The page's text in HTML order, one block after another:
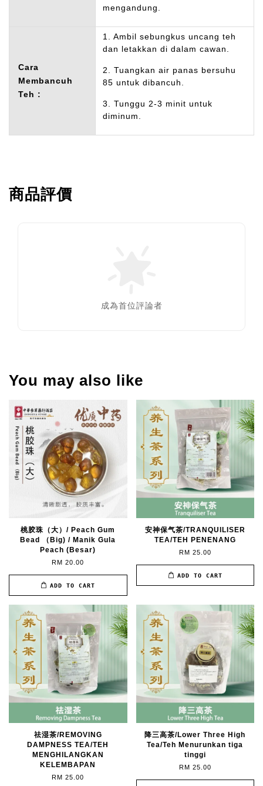
mengandung.
Cara
Membancuh
Teh :
1. Ambil sebungkus uncang teh
dan letakkan di dalam cawan.
2. Tuangkan air panas bersuhu
85 untuk dibancuh.
3. Tunggu 2-3 minit untuk
diminum.
商品評價
成為首位評論者
You may also like
桃胶珠（大）/ Peach Gum
Bead （Big) / Manik Gula
Peach (Besar)
RM 20.00
ADD TO CART
安神保气茶/TRANQUILISER
TEA/TEH PENENANG
RM 25.00
ADD TO CART
祛湿茶/REMOVING
DAMPNESS TEA/TEH
MENGHILANGKAN
KELEMBAPAN
RM 25.00
降三高茶/Lower Three High
Tea/Teh Menurunkan tiga
tinggi
RM 25.00